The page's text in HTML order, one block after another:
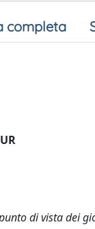
completa
di vista dei